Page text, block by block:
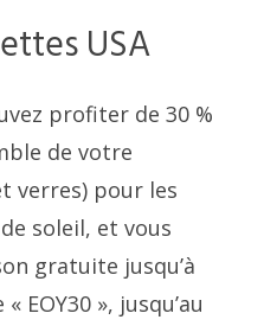
USA
profiter de 30 %
de votre
verres) pour les
soleil, et vous
gratuite jusqu’à
EOY30 », jusqu’au